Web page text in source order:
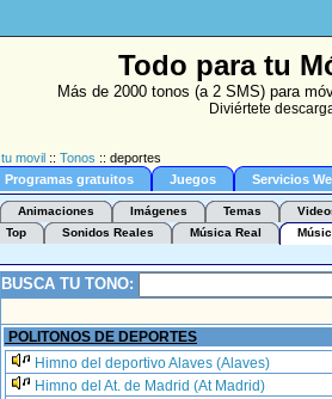
Todo para tu
Más de 2000 tonos (a 2 SMS) para
Diviértete
movil :: Tonos :: deportes
Programas gratuitos Juegos Servicios
Animaciones Imágenes Temas
Top
Sonidos Reales Música Real
BUSCA TU TONO:
POLITONOS DE DEPORTES
Himno del deportivo Alaves (Alaves)
Himno del At. de Madrid (At Madrid)